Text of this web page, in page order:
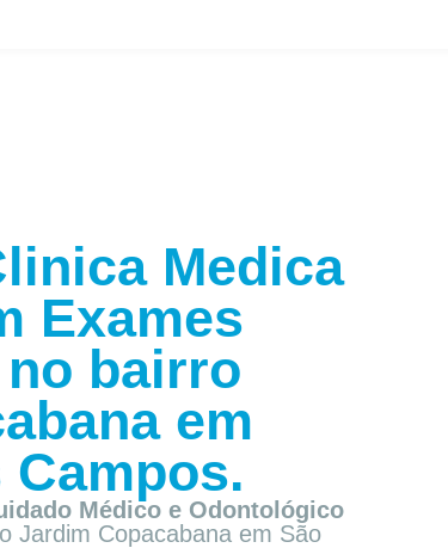
Medica
Exames
bairro
em
Médico e Odontológico
Jardim Copacabana em São